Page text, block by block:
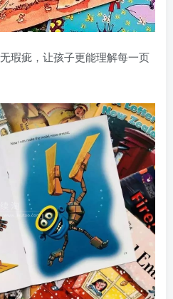
瑕疵，让孩子更能理解每一页